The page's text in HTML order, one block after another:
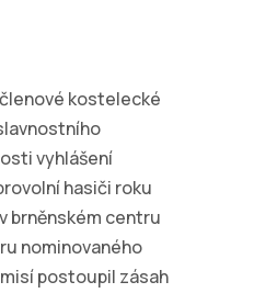
členové kostelecké
vyhlášení
hasiči roku
brněnském centru
nominovaného
postoupil zásah